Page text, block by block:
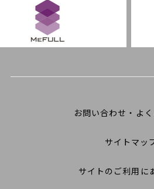
お問い合わせ・よ
サイトマッ
サイトのご利用に